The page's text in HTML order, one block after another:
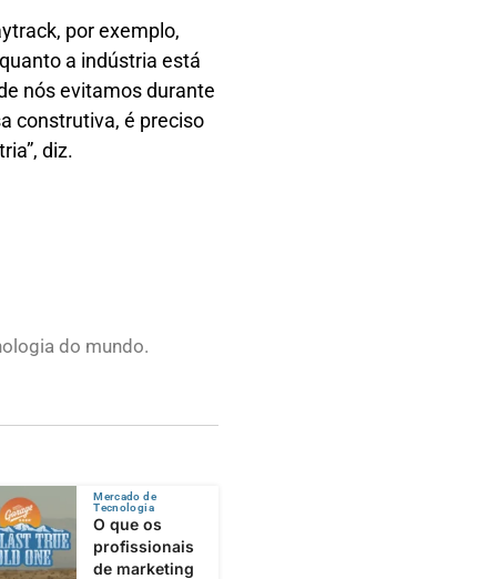
por exemplo,
a indústria está
nós evitamos durante
construtiva, é preciso
diz.
do mundo.
Mercado de
Tecnologia
O que os
profissionais
de marketing